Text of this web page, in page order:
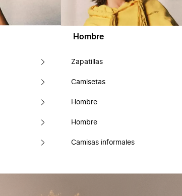
Hombre
Zapatillas
Camisetas
Hombre
Hombre
Camisas informales